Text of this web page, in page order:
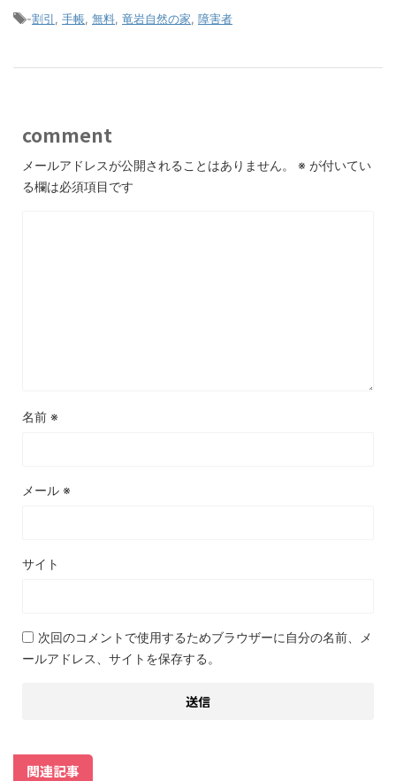
-割引 手帳 無料 竜岩自然の家 障害者
comment
メールアドレスが公開されることはありません。 ※ が付いてい
る欄は必須項目です
名前 ※
メール ※
サイト
次回のコメントで使用するためブラウザーに自分の名前、メ
ールアドレス、サイトを保存する。
関連記事